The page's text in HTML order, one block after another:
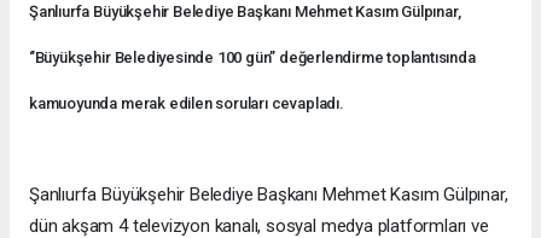
Şanlıurfa Büyükşehir Belediye Başkanı Mehmet Kasım Gülpınar,
‘’Büyükşehir Belediyesinde 100 gün’’ değerlendirme toplantısında
kamuoyunda merak edilen soruları cevapladı.
Şanlıurfa Büyükşehir Belediye Başkanı Mehmet Kasım Gülpınar,
dün akşam 4 televizyon kanalı, sosyal medya platformları ve